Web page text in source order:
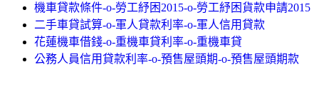
機車貸款條件-o-勞工紓困2015-o-勞工紓困貨款申請2015
二手車貸試算-o-軍人貸款利率-o-軍人信用貸款
花蓮機車借錢-o-重機車貸利率-o-重機車貸
公務人員信用貸款利率-o-預售屋頭期-o-預售屋頭期款